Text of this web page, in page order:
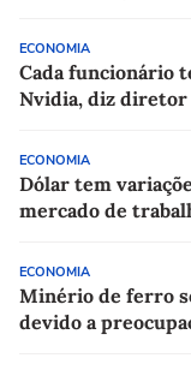
ECONOMIA
Cada funcionário
Nvidia, diz diretor
ECONOMIA
Dólar tem
mercado de
ECONOMIA
Minério de ferro
devido a